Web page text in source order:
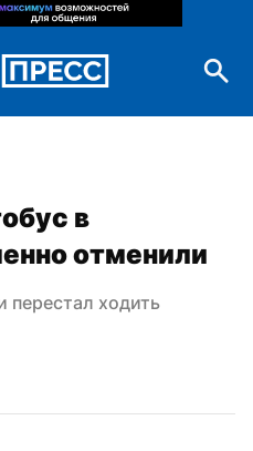
в
отменили
перестал ходить